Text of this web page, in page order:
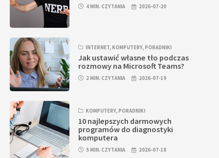
4 MIN. CZYTANIA 2026-07-20
INTERNET, KOMPUTERY, PORADNIKI
Jak ustawić własne tło podczas
rozmowy na Microsoft Teams?
2 MIN. CZYTANIA 2026-07-19
KOMPUTERY, PORADNIKI
10 najlepszych darmowych
programów do diagnostyki
komputera
5 MIN. CZYTANIA 2026-07-18